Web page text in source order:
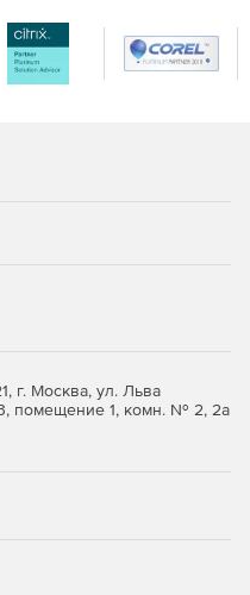
Agent сервер
комплексную
для бизнеса и
г. Москва, ул. Льва
помещение 1, комн. № 2, 2а